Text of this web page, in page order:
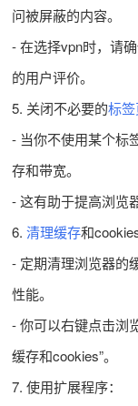
问被屏蔽的内容。
- 在选择vpn时，请
的用户评价。
5. 关闭不必要的标
- 当你不使用某个标
存和带宽。
- 这有助于提高浏览
6. 清理缓存和cookies
- 定期清理浏览器的
性能。
- 你可以右键点击浏
缓存和cookies”。
7. 使用扩展程序：